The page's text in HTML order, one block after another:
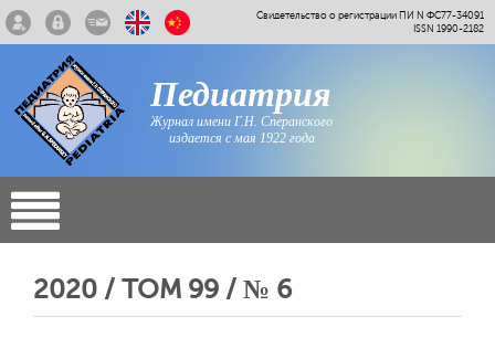
Свидетельство о регистрации ПИ N ФС77-34091
ISSN 1990-2182
Педиатрия
Журнал имени Г.Н. Сперанского
издается с мая 1922 года
2020 / ТОМ 99 / № 6